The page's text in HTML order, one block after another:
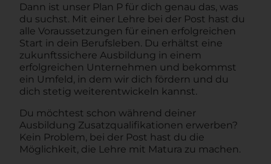
Dann ist unser Plan P für dich genau das, was
du suchst. Mit einer Lehre bei der Post hast du
alle Voraussetzungen für einen erfolgreichen
Start in dein Berufsleben. Du erhältst eine
zukunftssichere Ausbildung in einem
erfolgreichen Unternehmen und bekommst
ein Umfeld, in dem wir dich fördern und du
dich stetig weiterentwickeln kannst.
Du möchtest schon während deiner
Ausbildung Zusatzqualifikationen erwerben?
Kein Problem, bei der Post hast du die
Möglichkeit, die Lehre mit Matura zu machen.